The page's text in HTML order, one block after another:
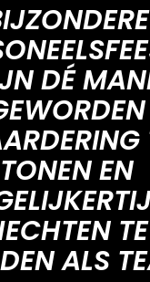
DÉ
TONEN EN
TE
ALS